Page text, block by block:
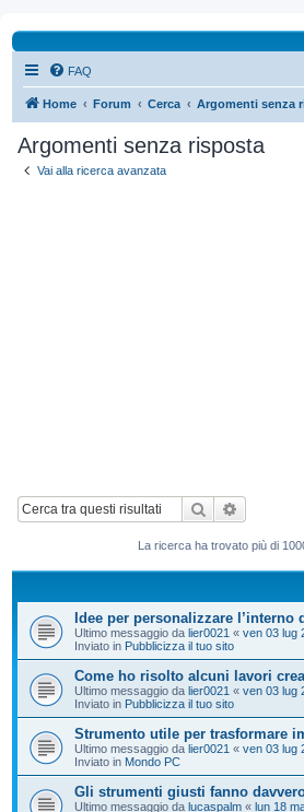
FAQ
Home Forum Cerca Argomenti senza
Argomenti senza risposta
Vai alla ricerca avanzata
Cerca
La ricerca ha trovato più di
Idee per personalizzare
Ultimo messaggio da lier0021 « ven 03 lug
Inviato in Pubblicizza il tuo sito
Come ho risolto alcuni lavori
Ultimo messaggio da lier0021 « ven 03 lug
Inviato in Pubblicizza il tuo sito
Strumento utile per trasformare
Ultimo messaggio da lier0021 « ven 03 lug
Inviato in Mondo PC
Gli strumenti giusti fanno
Ultimo messaggio da lucaspalm « lun 18